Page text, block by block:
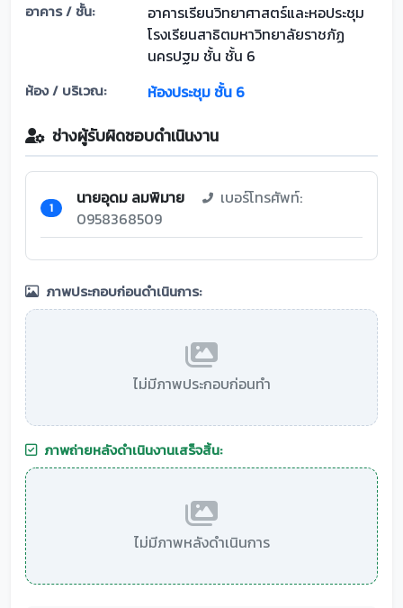
อาคาร / ชั้น:
อาคารเรียนวิทยาศาสตร์และหอประชุม
โรงเรียนสาธิตมหาวิทยาลัยราชภัฏ
นครปฐม ชั้น ชั้น 6
ห้อง / บริเวณ: ห้องประชุม ชั้น 6
ช่างผู้รับผิดชอบดำเนินงาน
1 นายอุดม ลมพิมาย
เบอร์โทรศัพท์:
0958368509
ภาพประกอบก่อนดำเนินการ:
ไม่มีภาพประกอบก่อนทำ
ภาพถ่ายหลังดำเนินงานเสร็จสิ้น:
ไม่มีภาพหลังดำเนินการ